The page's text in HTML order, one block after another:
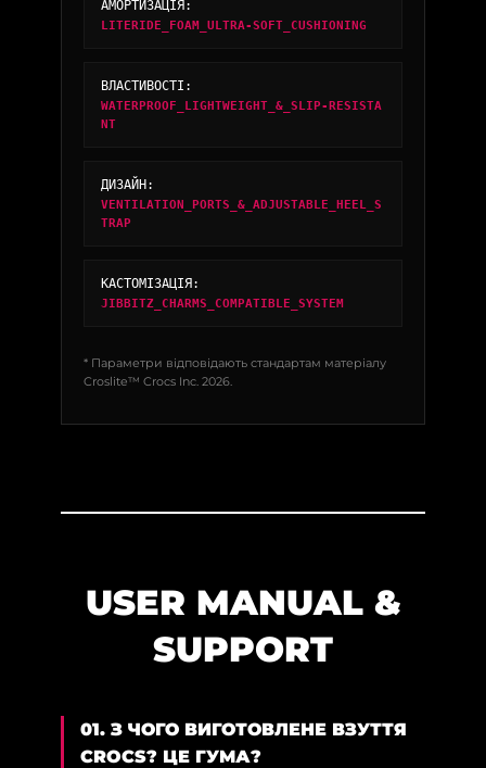
АМОРТИЗАЦІЯ:
LITERIDE_FOAM_ULTRA-SOFT_CUSHIONING
ВЛАСТИВОСТІ:
WATERPROOF_LIGHTWEIGHT_&_SLIP-RESISTA
NT
ДИЗАЙН:
VENTILATION_PORTS_&_ADJUSTABLE_HEEL_S
TRAP
КАСТОМІЗАЦІЯ:
JIBBITZ_CHARMS_COMPATIBLE_SYSTEM
* Параметри відповідають стандартам матеріалу
Croslite™ Crocs Inc. 2026.
USER MANUAL &
SUPPORT
01. З ЧОГО ВИГОТОВЛЕНЕ ВЗУТТЯ
CROCS? ЦЕ ГУМА?